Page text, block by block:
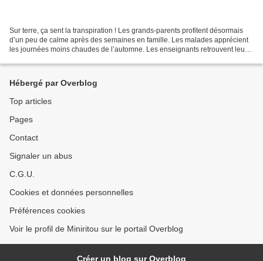
Sur terre, ça sent la transpiration ! Les grands-parents profitent désormais
d’un peu de calme après des semaines en famille. Les malades apprécient
les journées moins chaudes de l’automne. Les enseignants retrouvent leurs
Hébergé par Overblog
Top articles
Pages
Contact
Signaler un abus
C.G.U.
Cookies et données personnelles
Préférences cookies
Voir le profil de Miniritou sur le portail Overblog
Créer un blog sur Overblog